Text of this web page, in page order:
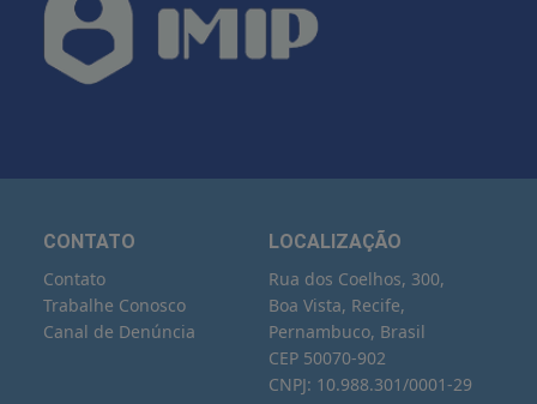
CONTATO
Contato
Trabalhe Conosco
Canal de Denúncia
LOCALIZAÇÃO
Rua dos Coelhos, 300,
Boa Vista, Recife,
Pernambuco, Brasil
CEP 50070-902
CNPJ: 10.988.301/0001-29